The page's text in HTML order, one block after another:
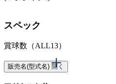
スペック
賞球数（ALL13）
販売名(型式名) 開く